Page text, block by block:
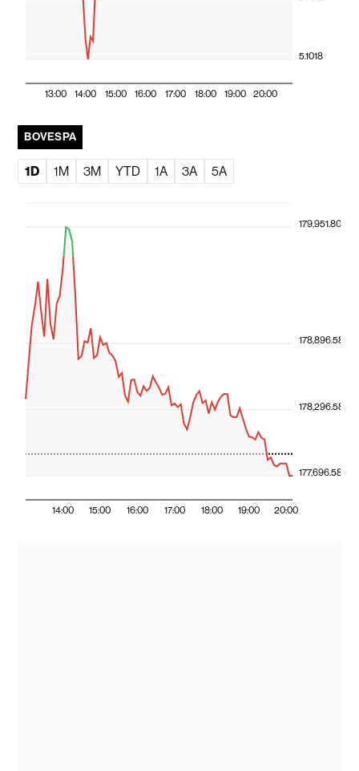
13:00 14:00 15:00 16:00 17:00 18:00 19:00 20:00
5.1018
BOVESPA
1D 1M 3M YTD 1A 3A 5A
14:00 15:00 16:00 17:00 18:00 19:00 20:00
177,696.58
178,296.58
178,896.58
179,951.80